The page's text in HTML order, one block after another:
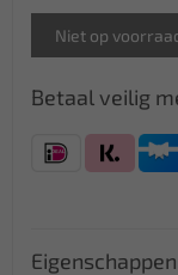
Niet op
Betaal veilig
Eigenschappen